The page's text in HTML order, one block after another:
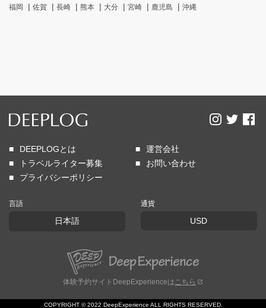
福岡
佐賀 長崎 熊本 大分 宮崎 鹿児島 沖縄
DEEPLOGとは
運営会社
トラベルライター募集
お問い合わせ
プライバシーポリシー
言語
日本語
通貨
USD
体験予約サイトDeepExperienceは こちら
COPYRIGHT © 2022 DeepExperience ALL RIGHTS RESERVED.